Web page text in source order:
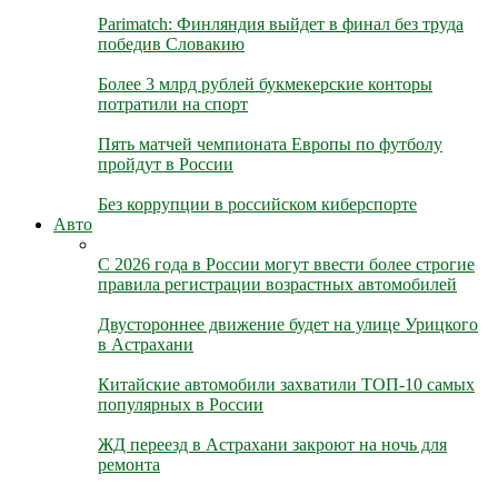
Parimatch: Финляндия выйдет в финал без труда
победив Словакию
Более 3 млрд рублей букмекерские конторы
потратили на спорт
Пять матчей чемпионата Европы по футболу
пройдут в России
Без коррупции в российском киберспорте
Авто
С 2026 года в России могут ввести более строгие
правила регистрации возрастных автомобилей
Двустороннее движение будет на улице Урицкого
в Астрахани
Китайские автомобили захватили ТОП-10 самых
популярных в России
ЖД переезд в Астрахани закроют на ночь для
ремонта